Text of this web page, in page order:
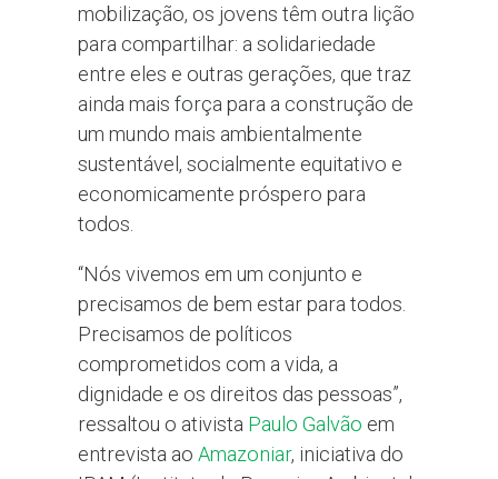
mobilização, os jovens têm outra lição
para compartilhar: a solidariedade
entre eles e outras gerações, que traz
ainda mais força para a construção de
um mundo mais ambientalmente
sustentável, socialmente equitativo e
economicamente próspero para
todos.
“Nós vivemos em um conjunto e
precisamos de bem estar para todos.
Precisamos de políticos
comprometidos com a vida, a
dignidade e os direitos das pessoas”,
ressaltou o ativista Paulo Galvão em
entrevista ao Amazoniar, iniciativa do